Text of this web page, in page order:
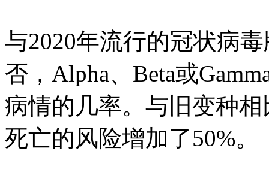
与2020年流行的冠状病
否，Alpha、Beta或
病情的几率。与旧变种
死亡的风险增加了50%。